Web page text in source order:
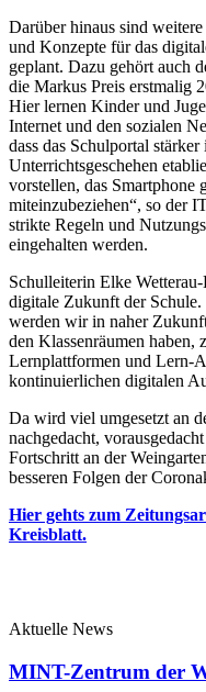
Darüber hinaus sind
und Konzepte für das
geplant. Dazu gehört auch
die Markus Preis erstmalig
Hier lernen Kinder und
Internet und den sozialen
dass das Schulportal
Unterrichtsgeschehen
vorstellen, das
miteinzubeziehen“, so der
strikte Regeln und
eingehalten werden.
Schulleiterin Elke
digitale Zukunft der
werden wir in naher
den Klassenräumen haben,
Lernplattformen und Lern-
kontinuierlichen digitalen
Da wird viel umgesetzt an
nachgedacht,
Fortschritt an der
besseren Folgen der
Hier gehts zum
Kreisblatt.
Aktuelle News
MINT-Zentrum der